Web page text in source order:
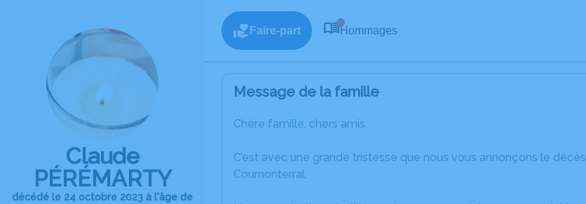
Claude
PÉRÉMARTY
décédé le 24 octobre 2023 à l'âge de
Faire-part Hommages
Message de la famille
Chère famille, chers amis,
C’est avec une grande tristesse que nous vous annonçons le
Cournonterral.